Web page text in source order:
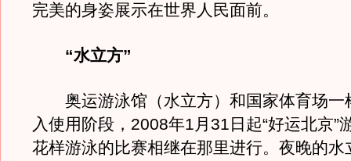
完美的身姿展示在世界人民面前。
“水立方”
奥运游泳馆（水立方）和国家体育场一
入使用阶段，2008年1月31日起“好运北京”
花样游泳的比赛相继在那里进行。夜晚的水